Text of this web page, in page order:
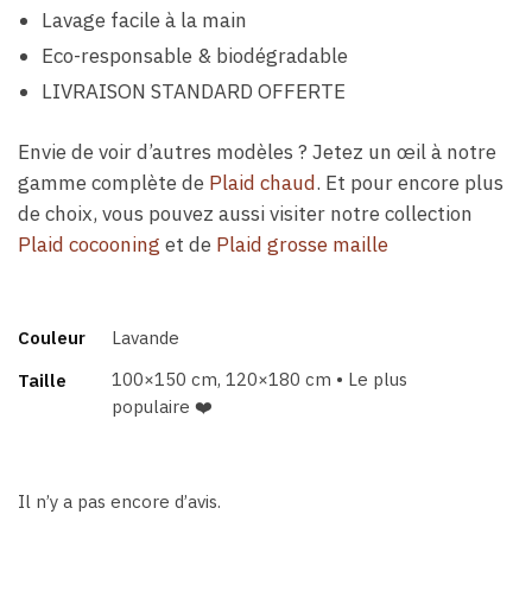
Lavage facile à la main
Eco-responsable & biodégradable
LIVRAISON STANDARD OFFERTE
Envie de voir d’autres modèles ? Jetez un œil à notre
gamme complète de Plaid chaud. Et pour encore plus
de choix, vous pouvez aussi visiter notre collection
Plaid cocooning et de Plaid grosse maille
Couleur
Lavande
Taille
100×150 cm, 120×180 cm • Le plus
populaire ❤️
Il n’y a pas encore d’avis.